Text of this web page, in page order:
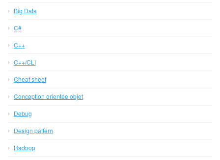
Big Data
C#
C++
C++/CLI
Cheat sheet
Conception orientée objet
Debug
Design pattern
Hadoop